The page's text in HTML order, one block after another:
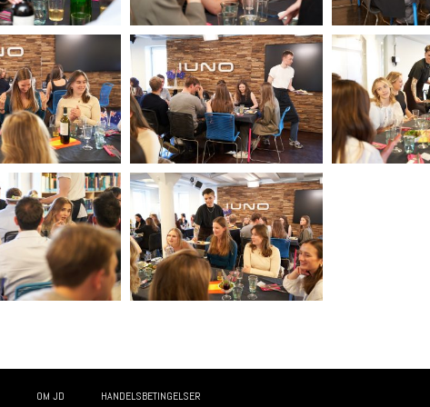
OM JD HANDELSBETINGELSER